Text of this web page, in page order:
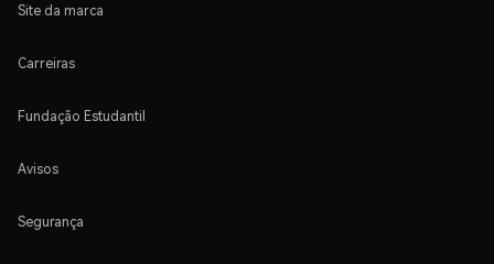
Site da marca
Carreiras
Fundação Estudantil
Avisos
Segurança